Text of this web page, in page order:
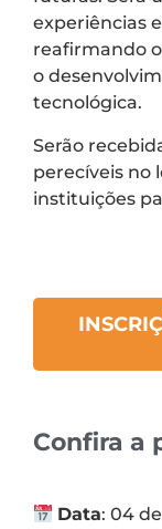
experiências
reafirmando o
o
tecnológica.
Serão
perecíveis no
instituições
Confira a
Data: 04